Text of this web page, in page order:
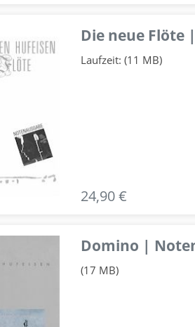
Die neue Flöte
Laufzeit: (11 MB)
24,90 €
Domino |
(17 MB)